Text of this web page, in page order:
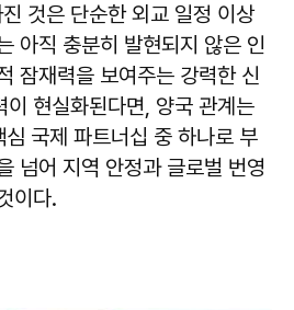
것은 단순한 외교 일정 이상
아직 충분히 발현되지 않은 인
잠재력을 보여주는 강력한 신
이 현실화된다면, 양국 관계는
국제 파트너십 중 하나로 부
넘어 지역 안정과 글로벌 번영
이다.